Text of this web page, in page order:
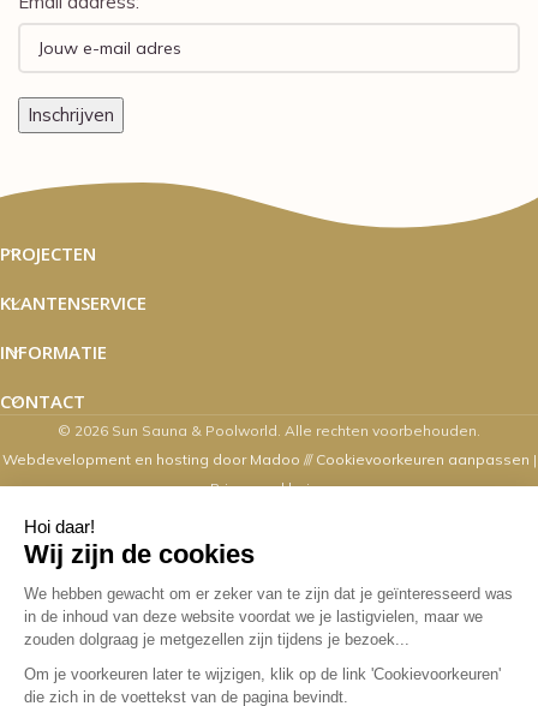
PROJECTEN
KLANTENSERVICE
INFORMATIE
CONTACT
© 2026 Sun Sauna & Poolworld. Alle rechten voorbehouden.
Webdevelopment en hosting door Madoo /// Cookievoorkeuren aanpassen |
Privacyverklaring
Zaterdag's zijn wij van 10.00 t/m 16.00
uur geopend
Overige dagen mogelijk op afspraak. Contact via email,
webshop, whatsapp en telefonisch kan op alle